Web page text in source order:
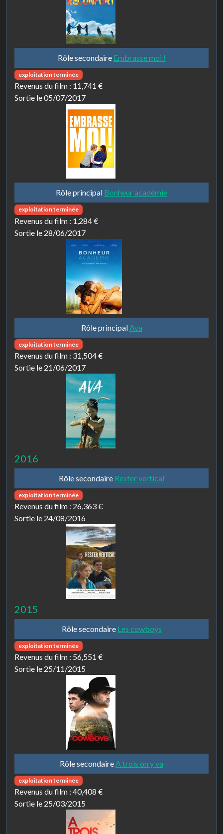
Rôle secondaire Embrasse moi !
exploitation terminée
Revenus du film : 11,741 €
Sortie le 05/07/2017
Rôle principal Bonheur académie
exploitation terminée
Revenus du film : 1,284 €
Sortie le 28/06/2017
Rôle principal Ava
exploitation terminée
Revenus du film : 31,504 €
Sortie le 21/06/2017
2016
Rôle secondaire Rester vertical
exploitation terminée
Revenus du film : 26,363 €
Sortie le 24/08/2016
2015
Rôle secondaire Les cowboys
exploitation terminée
Revenus du film : 56,551 €
Sortie le 25/11/2015
Rôle secondaireA trois on y va
exploitation terminée
Revenus du film : 40,408 €
Sortie le 25/03/2015